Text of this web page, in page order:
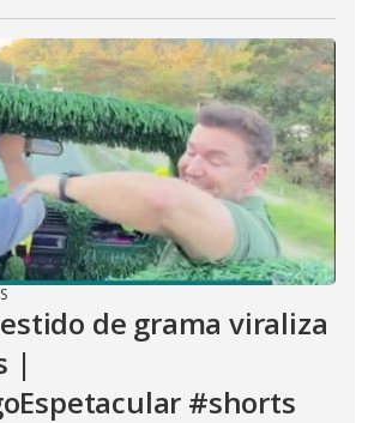
de grama viraliza
|
#shorts